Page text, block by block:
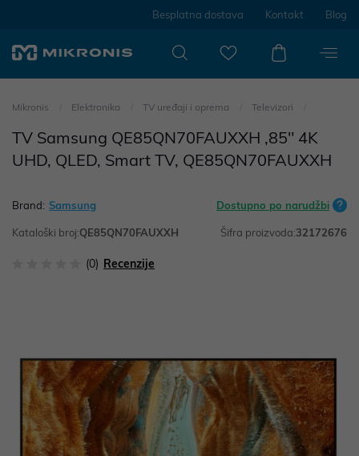
Besplatna dostava Kontakt Blog
Mikronis Elektronika TV uređaji i oprema Televizori
TV Samsung QE85QN70FAUXXH ,85" 4K
UHD, QLED, Smart TV, QE85QN70FAUXXH
Brand: Samsung Dostupno po narudžbi
Kataloški broj:QE85QN70FAUXXH Šifra proizvoda:32172676
(0) Recenzije